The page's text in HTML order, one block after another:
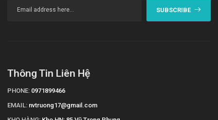
SUBSCRIBE
Thông Tin Liên Hệ
PHONE: 0971899466
EMAIL: nvtruong17@gmail.com